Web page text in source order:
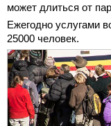
может длиться от
Ежегодно услугами
25000 человек.